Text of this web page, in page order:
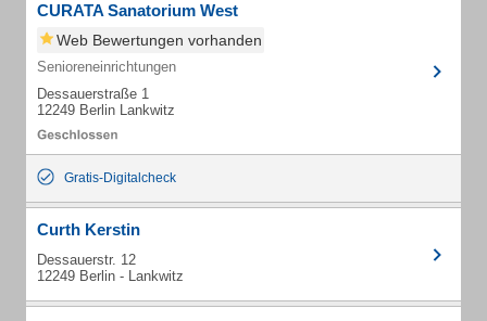
CURATA Sanatorium West
Web Bewertungen vorhanden
Senioreneinrichtungen
Dessauerstraße 1
12249 Berlin Lankwitz
Gratis-Digitalcheck
Curth Kerstin
Dessauerstr. 12
12249 Berlin - Lankwitz